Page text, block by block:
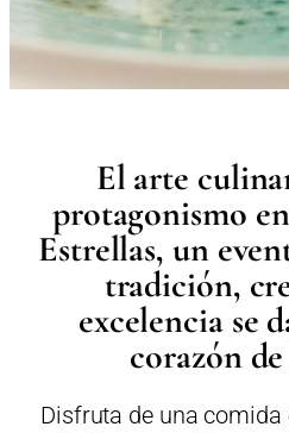
El arte
protagonismo
Estrellas, un
tradición,
excelencia se
corazón
Disfruta de una